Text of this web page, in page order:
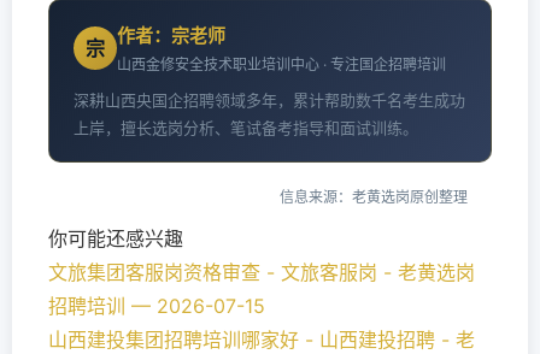
宗
作者：宗老师
山西金修安全技术职业培训中心 · 专注国企招聘培训
深耕山西央国企招聘领域多年，累计帮助数千名考生成功
上岸，擅长选岗分析、笔试备考指导和面试训练。
信息来源：老黄选岗原创整理
你可能还感兴趣
文旅集团客服岗资格审查 - 文旅客服岗 - 老黄选岗
招聘培训 — 2026-07-15
山西建投集团招聘培训哪家好 - 山西建投招聘 - 老